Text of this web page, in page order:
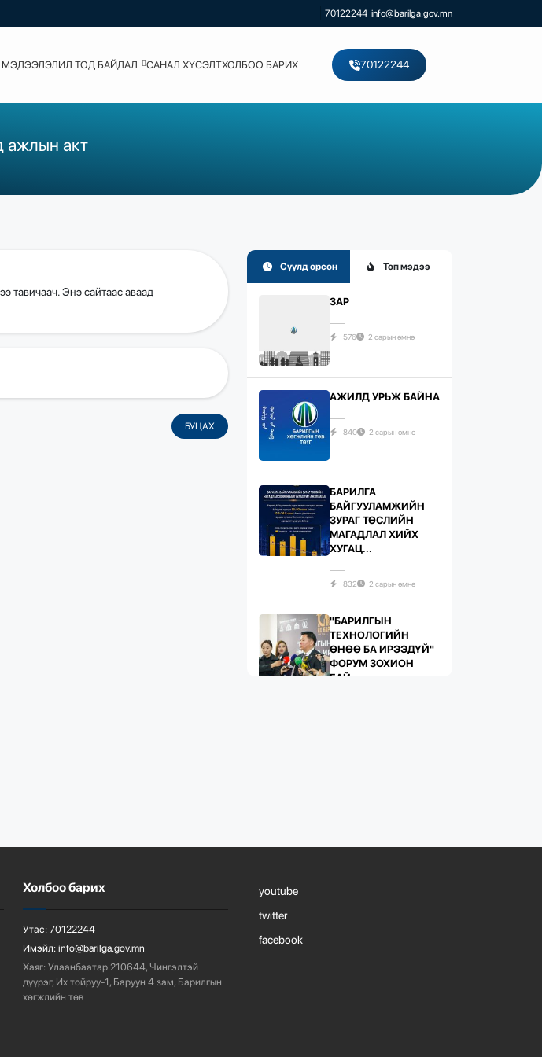
70122244 info@barilga.gov.mn
ИЛ ТОД БАЙДАЛ САНАЛ ХҮСЭЛТХОЛБОО БАРИХ 70122244
ажлын акт
тавичаач. Энэ сайтаас аваад
БУЦАХ
Сүүлд орсон Топ мэдээ
ЗАР
576 2 сарын өмнө
АЖИЛД УРЬЖ БАЙНА
840 2 сарын өмнө
БАРИЛГА
БАЙГУУЛАМЖИЙН
ЗУРАГ ТӨСЛИЙН
МАГАДЛАЛ ХИЙХ
ХУГАЦ...
832 2 сарын өмнө
"БАРИЛГЫН
ТЕХНОЛОГИЙН
ӨНӨӨ БА ИРЭЭДҮЙ"
ФОРУМ ЗОХИОН
БАЙ...
Холбоо барих
Утас: 70122244
Имэйл: info@barilga.gov.mn
Хаяг: Улаанбаатар 210644, Чингэлтэй
дүүрэг, Их тойруу-1, Баруун 4 зам, Барилгын
хөгжлийн төв
youtube
twitter
facebook